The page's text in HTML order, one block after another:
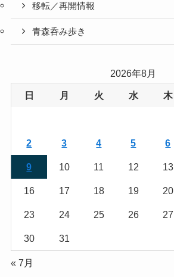
移転／再開情報
青森呑み歩き
2026年8月
日 月 火 水 木
2 3 4 5 6
9 10 11 12 13
16 17 18 19 20
23 24 25 26 27
30 31
« 7月